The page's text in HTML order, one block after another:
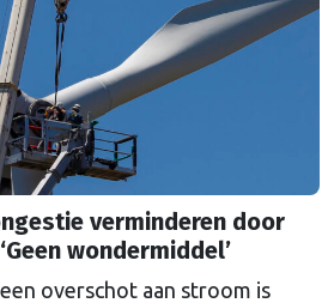
verminderen door
wondermiddel’
overschot aan stroom is